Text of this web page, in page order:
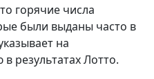
горячие числа
были выданы часто в
на
результатах Лотто.